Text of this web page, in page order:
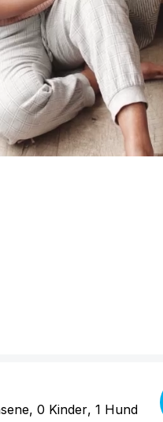
Ferienhäuser: Für
Hund plant, findet auf top-
, 0 Kinder, 1 Hund